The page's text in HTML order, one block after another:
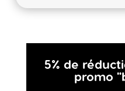
5% de
promo